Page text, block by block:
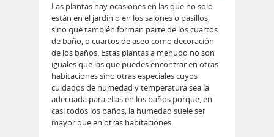
Las plantas hay ocasiones en las que no solo
están en el jardín o en los salones o pasillos,
sino que también forman parte de los cuartos
de baño, o cuartos de aseo como decoración
de los baños. Estas plantas a menudo no son
iguales que las que puedes encontrar en otras
habitaciones sino otras especiales cuyos
cuidados de humedad y temperatura sea la
adecuada para ellas en los baños porque, en
casi todos los baños, la humedad suele ser
mayor que en otras habitaciones.